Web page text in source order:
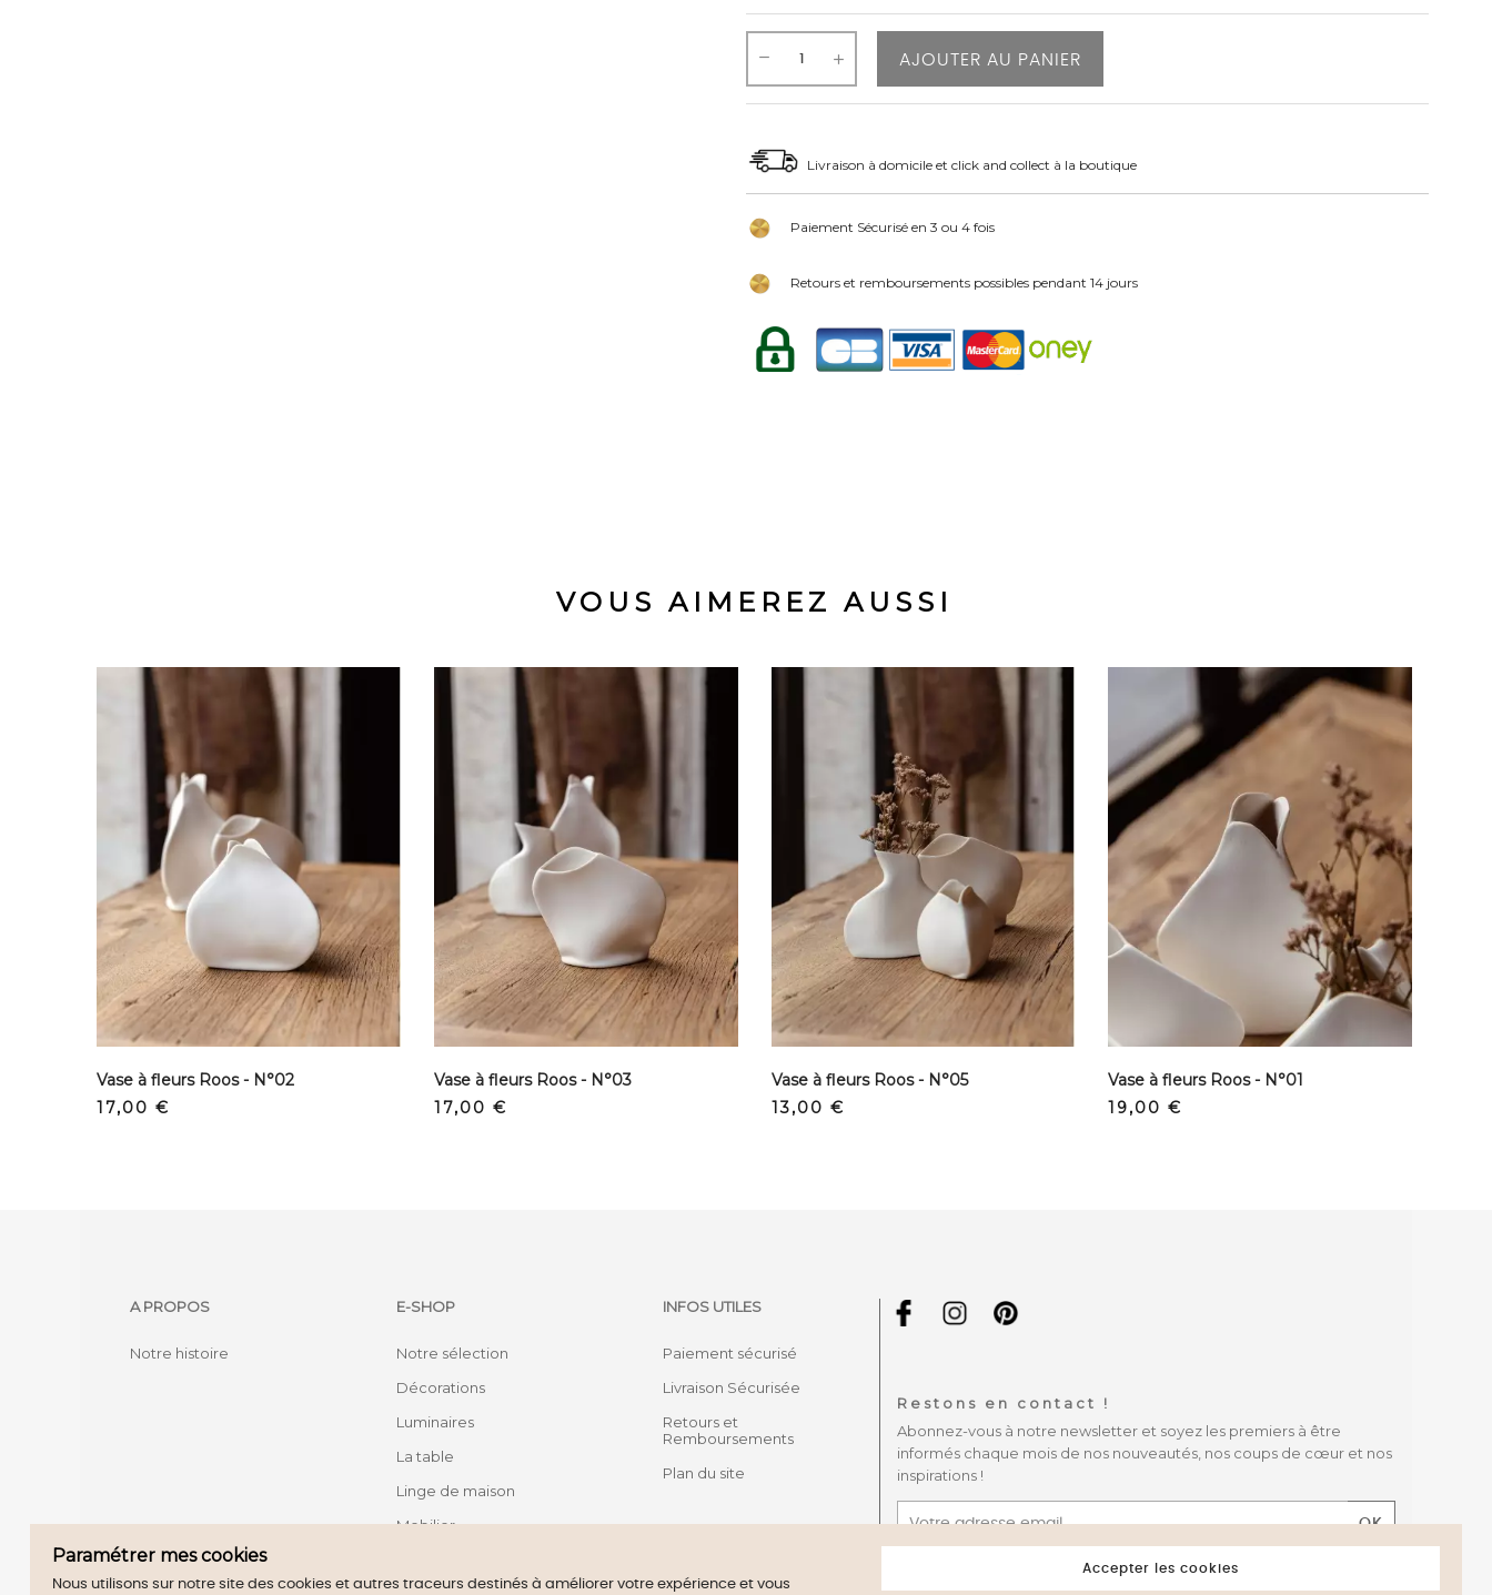
AJOUTER AU PANIER
Livraison à domicile et click and collect à la boutique
Paiement Sécurisé en 3 ou 4 fois
Retours et remboursements possibles pendant 14 jours
VOUS AIMEREZ AUSSI
Vase à fleurs Roos - N°02
Prix
17,00 €
Vase à fleurs Roos - N°03
Prix
17,00 €
Vase à fleurs Roos - N°05
Prix
13,00 €
Vase à fleurs Roos - N°01
Prix
19,00 €
A PROPOS
Notre histoire
E-SHOP
Notre sélection
Décorations
Luminaires
La table
Linge de maison
Mobilier
INFOS UTILES
Paiement sécurisé
Livraison Sécurisée
Retours et
Remboursements
Plan du site
Restons en contact !
Abonnez-vous à notre newsletter et soyez les premiers à être
informés chaque mois de nos nouveautés, nos coups de cœur et nos
inspirations !
OK
J'accepte les conditions générales et la politique de
Paramétrer mes cookies
Nous utilisons sur notre site des cookies et autres traceurs destinés à améliorer votre expérience et vous
Accepter les cookies